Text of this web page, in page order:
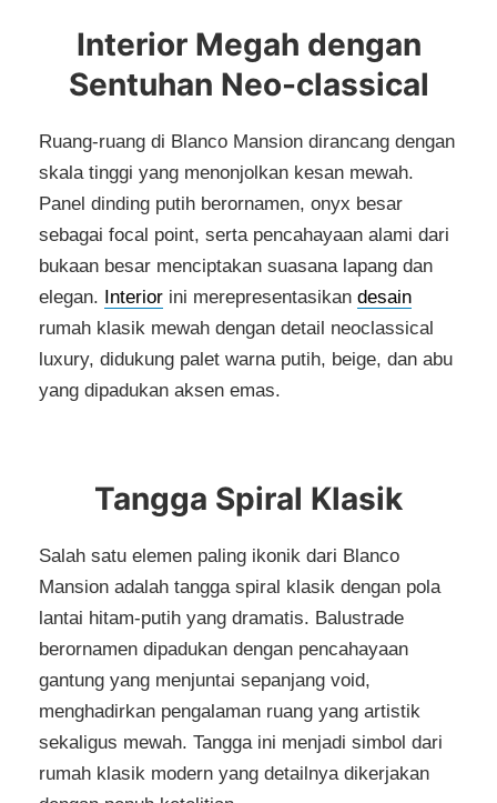
Interior Megah dengan
Sentuhan Neo-classical
Ruang-ruang di Blanco Mansion dirancang dengan
skala tinggi yang menonjolkan kesan mewah.
Panel dinding putih berornamen, onyx besar
sebagai focal point, serta pencahayaan alami dari
bukaan besar menciptakan suasana lapang dan
elegan. Interior ini merepresentasikan desain
rumah klasik mewah dengan detail neoclassical
luxury, didukung palet warna putih, beige, dan abu
yang dipadukan aksen emas.
Tangga Spiral Klasik
Salah satu elemen paling ikonik dari Blanco
Mansion adalah tangga spiral klasik dengan pola
lantai hitam-putih yang dramatis. Balustrade
berornamen dipadukan dengan pencahayaan
gantung yang menjuntai sepanjang void,
menghadirkan pengalaman ruang yang artistik
sekaligus mewah. Tangga ini menjadi simbol dari
rumah klasik modern yang detailnya dikerjakan